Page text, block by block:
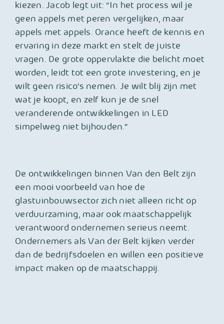
kiezen. Jacob legt uit: “In het process wil je
geen appels met peren vergelijken, maar
appels met appels. Orance heeft de kennis en
ervaring in deze markt en stelt de juiste
vragen. De grote oppervlakte die belicht moet
worden, leidt tot een grote investering, en je
wilt geen risico’s nemen. Je wilt blij zijn met
wat je koopt, en zelf kun je de snel
veranderende ontwikkelingen in LED
simpelweg niet bijhouden.”
De ontwikkelingen binnen Van den Belt zijn
een mooi voorbeeld van hoe de
glastuinbouwsector zich niet alleen richt op
verduurzaming, maar ook maatschappelijk
verantwoord ondernemen serieus neemt.
Ondernemers als Van der Belt kijken verder
dan de bedrijfsdoelen en willen een positieve
impact maken op de maatschappij.